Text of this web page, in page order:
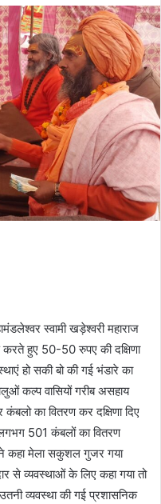
स्वामी खड़ेश्वरी महाराज
हुए 50-50 रुपए की दक्षिणा
हो सकी बो की गई भंडारे का
कल्प वासियों गरीब असहाय
का वितरण कर दक्षिणा दिए
501 कंबलों का वितरण
ने कहा मेला सकुशल गुजर गया
से व्यवस्थाओं के लिए कहा गया तो
व्यवस्था की गई प्रशासनिक